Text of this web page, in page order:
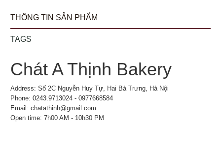
THÔNG TIN SẢN PHẨM
TAGS
Chát A Thịnh Bakery
Address: Số 2C Nguyễn Huy Tự, Hai Bà Trưng, Hà Nội
Phone:0243.9713024 - 0977668584
Email: chatathinh@gmail.com
Open time: 7h00 AM - 10h30 PM